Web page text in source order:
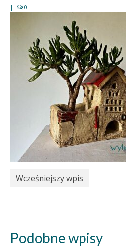
| 0
Wcześniejszy wpis
Podobne wpisy